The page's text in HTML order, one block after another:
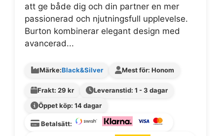
att ge både dig och din partner en mer
passionerad och njutningsfull upplevelse.
Burton kombinerar elegant design med
avancerad...
Märke:Black&Silver Mest för: Honom
Frakt: 29 kr
Leveranstid: 1 - 3 dagar
Öppet köp: 14 dagar
Betalsätt: